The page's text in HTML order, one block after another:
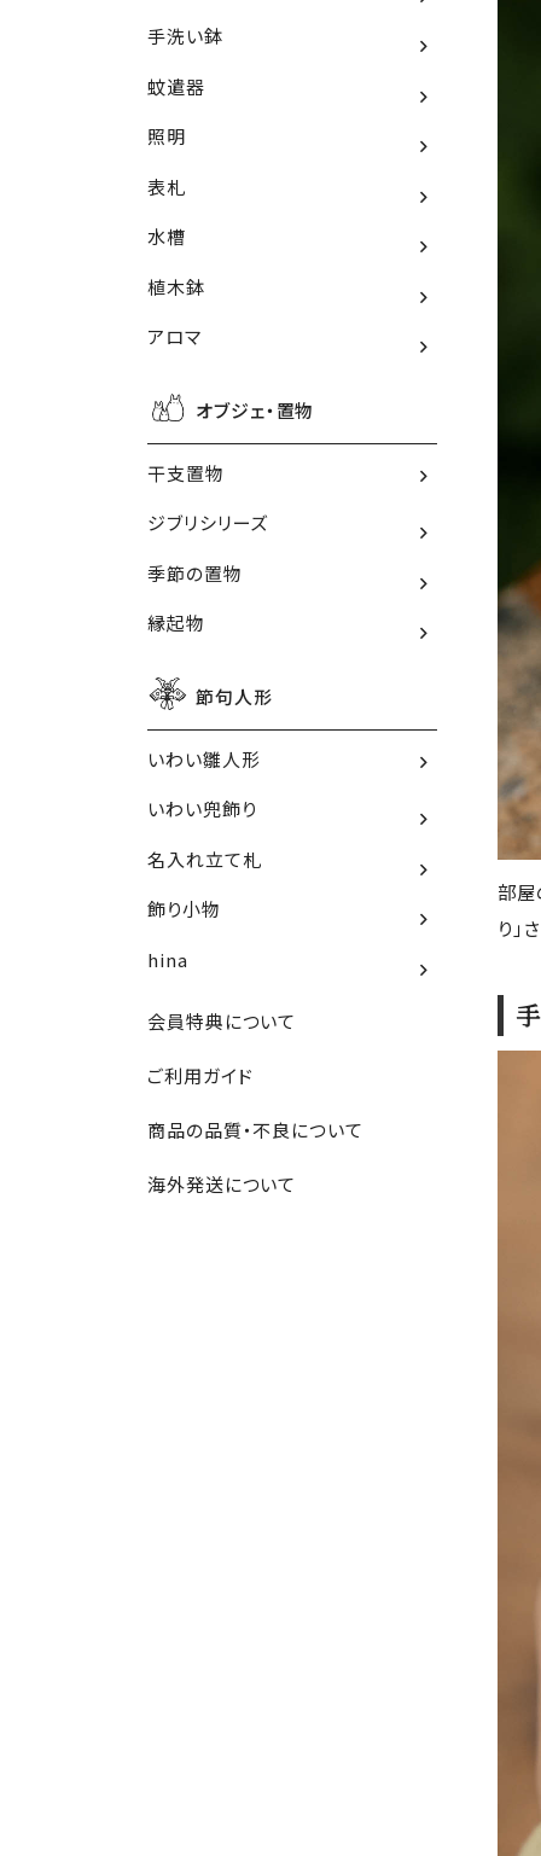
手洗い鉢
蚊遣器
照明
表札
水槽
植木鉢
アロマ
オブジェ・置物
干支置物
ジブリシリーズ
季節の置物
縁起物
節句人形
いわい雛人形
いわい兜飾り
名入れ立て札
飾り小物
hina
会員特典について
ご利用ガイド
商品の品質・不良について
海外発送について
部屋
り」